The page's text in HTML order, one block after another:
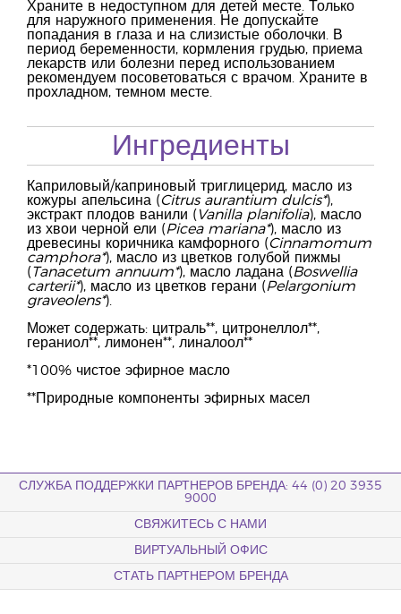
Храните в недоступном для детей месте. Только
для наружного применения. Не допускайте
попадания в глаза и на слизистые оболочки. В
период беременности, кормления грудью, приема
лекарств или болезни перед использованием
рекомендуем посоветоваться с врачом. Храните в
прохладном, темном месте.
Ингредиенты
Каприловый/каприновый триглицерид, масло из
кожуры апельсина (Citrus aurantium dulcis*),
экстракт плодов ванили ( Vanilla planifolia), масло
из хвои черной ели (Picea mariana*), масло из
древесины коричника камфорного (Cinnamomum
camphora*), масло из цветков голубой пижмы
(Tanacetum annuum*), масло ладана (Boswellia
carterii*), масло из цветков герани (Pelargonium
graveolens*).
Может содержать: цитраль**, цитронеллол**,
гераниол**, лимонен**, линалоол**
*100% чистое эфирное масло
**Природные компоненты эфирных масел
СЛУЖБА ПОДДЕРЖКИ ПАРТНЕРОВ БРЕНДА: 44 (0) 20 3935
9000
СВЯЖИТЕСЬ С НАМИ
ВИРТУАЛЬНЫЙ ОФИС
СТАТЬ ПАРТНЕРОМ БРЕНДА